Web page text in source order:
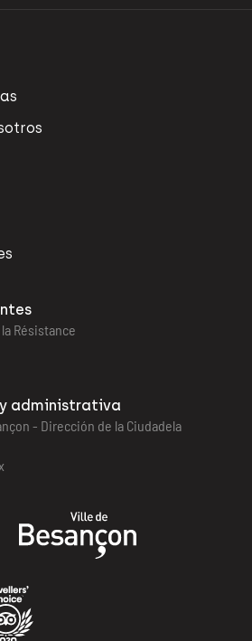
Résistance
administrativa
- Dirección de la Ciudadela